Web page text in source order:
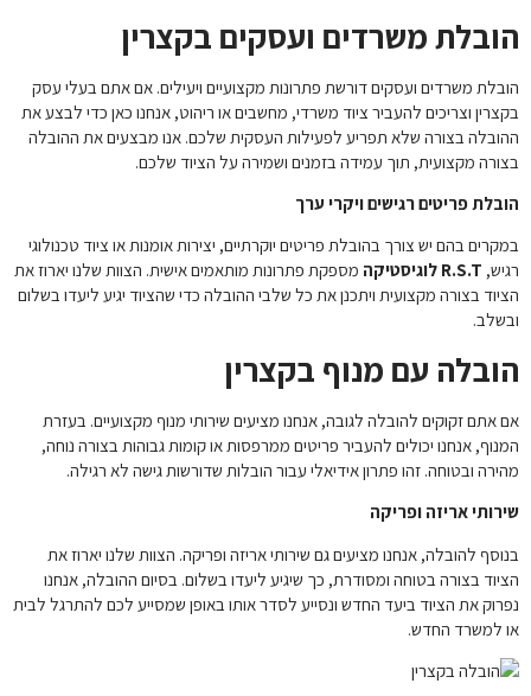
הובלת משרדים ועסקים בקצרין
הובלת משרדים ועסקים דורשת פתרונות מקצועיים ויעילים. אם אתם בעלי עסק
בקצרין וצריכים להעביר ציוד משרדי, מחשבים או ריהוט, אנחנו כאן כדי לבצע את
ההובלה בצורה שלא תפריע לפעילות העסקית שלכם. אנו מבצעים את ההובלה
בצורה מקצועית, תוך עמידה בזמנים ושמירה על הציוד שלכם.
הובלת פריטים רגישים ויקרי ערך
במקרים בהם יש צורך בהובלת פריטים יוקרתיים, יצירות אומנות או ציוד טכנולוגי
רגיש, R.S.T לוגיסטיקה
מספקת פתרונות מותאמים אישית. הצוות שלנו יארוז את
הציוד בצורה מקצועית ויתכנן את כל שלבי ההובלה כדי שהציוד יגיע ליעדו בשלום
ובשלב.
הובלה עם מנוף בקצרין
אם אתם זקוקים להובלה לגובה, אנחנו מציעים שירותי מנוף מקצועיים. בעזרת
המנוף, אנחנו יכולים להעביר פריטים ממרפסות או קומות גבוהות בצורה נוחה,
מהירה ובטוחה. זהו פתרון אידיאלי עבור הובלות שדורשות גישה לא רגילה.
שירותי אריזה ופריקה
בנוסף להובלה, אנחנו מציעים גם שירותי אריזה ופריקה. הצוות שלנו יארוז את
הציוד בצורה בטוחה ומסודרת, כך שיגיע ליעדו בשלום. בסיום ההובלה, אנחנו
נפרוק את הציוד ביעד החדש ונסייע לסדר אותו באופן שמסייע לכם להתרגל לבית
או למשרד החדש.